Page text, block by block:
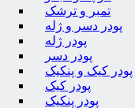
تمبر و ترشک
پودر دسر و ژله
پودر ژله
پودر دسر
پودر کیک و پنکیک
پودر کیک
پودر پنکیک